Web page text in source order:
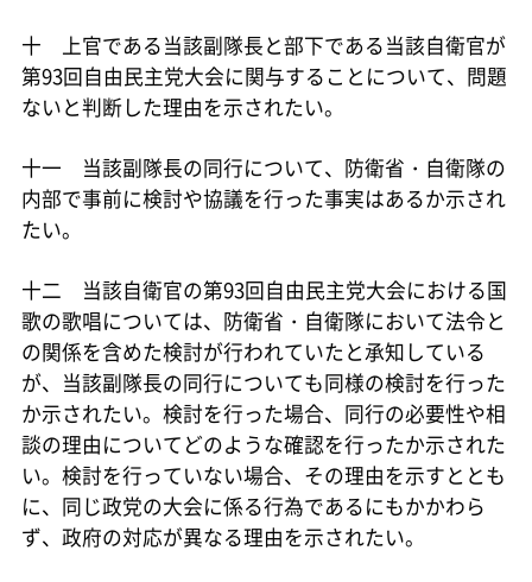
十 上官である当該副隊長と部下である当該自衛官が
第93回自由民主党大会に関与することについて、問題
ないと判断した理由を示されたい。
十一 当該副隊長の同行について、防衛省・自衛隊の
内部で事前に検討や協議を行った事実はあるか示され
たい。
十二 当該自衛官の第93回自由民主党大会における国
歌の歌唱については、防衛省・自衛隊において法令と
の関係を含めた検討が行われていたと承知している
が、当該副隊長の同行についても同様の検討を行った
か示されたい。検討を行った場合、同行の必要性や相
談の理由についてどのような確認を行ったか示された
い。検討を行っていない場合、その理由を示すととも
に、同じ政党の大会に係る行為であるにもかかわら
ず、政府の対応が異なる理由を示されたい。